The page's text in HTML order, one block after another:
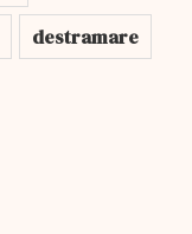
destramare